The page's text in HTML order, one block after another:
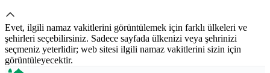
Evet, ilgili namaz vakitlerini görüntülemek için farklı ülkeleri ve
şehirleri seçebilirsiniz. Sadece sayfada ülkenizi veya şehrinizi
seçmeniz yeterlidir; web sitesi ilgili namaz vakitlerini sizin için
görüntüleyecektir.